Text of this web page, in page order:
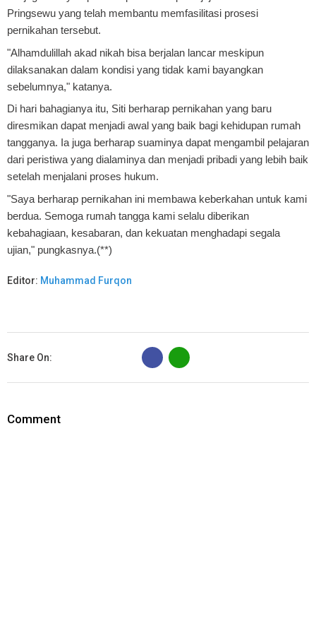
Pringsewu yang telah membantu memfasilitasi prosesi
pernikahan tersebut.
"Alhamdulillah akad nikah bisa berjalan lancar meskipun
dilaksanakan dalam kondisi yang tidak kami bayangkan
sebelumnya," katanya.
Di hari bahagianya itu, Siti berharap pernikahan yang baru
diresmikan dapat menjadi awal yang baik bagi kehidupan rumah
tangganya. Ia juga berharap suaminya dapat mengambil pelajaran
dari peristiwa yang dialaminya dan menjadi pribadi yang lebih baik
setelah menjalani proses hukum.
"Saya berharap pernikahan ini membawa keberkahan untuk kami
berdua. Semoga rumah tangga kami selalu diberikan
kebahagiaan, kesabaran, dan kekuatan menghadapi segala
ujian," pungkasnya.(**)
Editor: Muhammad Furqon
Share On:
B
Comment